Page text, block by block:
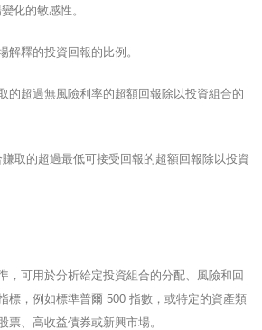
化的敏感性。
解釋的投資回報的比例。
的超過無風險利率的超額回報除以投資組合的
取的超過最低可接受回報的超額回報除以投資
，可用於分析給定投資組合的分配、風險和回
標，例如標準普爾 500 指數，或特定的資產類
票、高收益債券或新興市場。